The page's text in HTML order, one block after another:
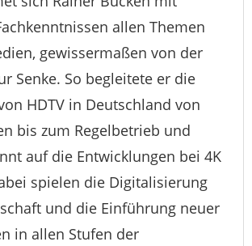
allen Themen
gewissermaßen von der
Senke. So begleitete er die
HDTV in Deutschland von
bis zum Regelbetrieb und
auf die Entwicklungen bei 4K
die Digitalisierung
und die Einführung neuer
in allen Stufen der